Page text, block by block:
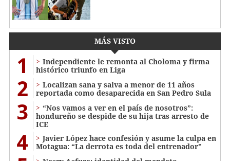
MÁS VISTO
1
Independiente le remonta al Choloma y firma
histórico triunfo en Liga
2
Localizan sana y salva a menor de 11 años
reportada como desaparecida en San Pedro Sula
3
“Nos vamos a ver en el país de nosotros”:
hondureño se despide de su hija tras arresto de
ICE
4
Javier López hace confesión y asume la culpa en
Motagua: “La derrota es toda del entrenador”